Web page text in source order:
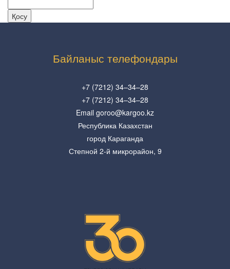
Байланыс телефондары
+7 (7212) 34–34–28
+7 (7212) 34–34–28
Email goroo@kargoo.kz
Республика Казахстан
город Караганда
Степной 2-й микрорайон, 9